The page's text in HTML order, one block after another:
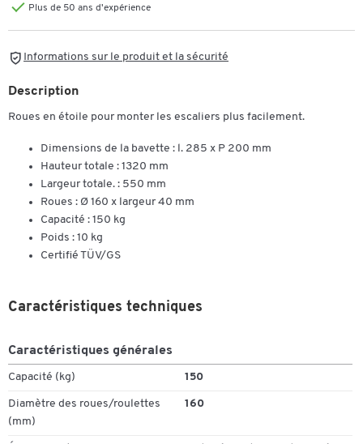
Plus de 50 ans d'expérience
Informations sur le produit et la sécurité
Description
Roues en étoile pour monter les escaliers plus facilement.
Dimensions de la bavette : l. 285 x P 200 mm
Hauteur totale : 1320 mm
Largeur totale. : 550 mm
Roues : Ø 160 x largeur 40 mm
Capacité : 150 kg
Poids : 10 kg
Certifié TÜV/GS
Caractéristiques techniques
Caractéristiques générales
Capacité (kg) 150
Diamètre des roues/roulettes
(mm)
160